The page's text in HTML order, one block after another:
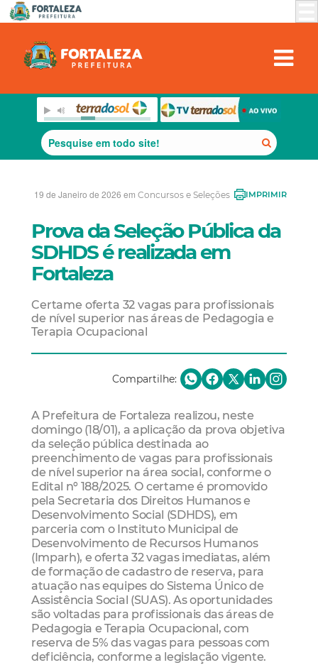
19 de Janeiro de 2026 em Concursos e Seleções IMPRIMIR
Prova da Seleção Pública da
SDHDS é realizada em
Fortaleza
Certame oferta 32 vagas para profissionais
de nível superior nas áreas de Pedagogia e
Terapia Ocupacional
Compartilhe:
A Prefeitura de Fortaleza realizou, neste
domingo (18/01), a aplicação da prova objetiva
da seleção pública destinada ao
preenchimento de vagas para profissionais
de nível superior na área social, conforme o
Edital nº 188/2025. O certame é promovido
pela Secretaria dos Direitos Humanos e
Desenvolvimento Social (SDHDS), em
parceria com o Instituto Municipal de
Desenvolvimento de Recursos Humanos
(Imparh), e oferta 32 vagas imediatas, além
de formação de cadastro de reserva, para
atuação nas equipes do Sistema Único de
Assistência Social (SUAS). As oportunidades
são voltadas para profissionais das áreas de
Pedagogia e Terapia Ocupacional, com
reserva de 5% das vagas para pessoas com
deficiência, conforme a legislação vigente.